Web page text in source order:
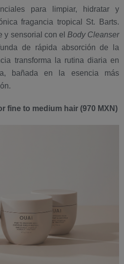
para limpiar, hidratar y
fragancia tropical St. Barts.
y sensorial con el Body Cleanser
de rápida absorción de la
transforma la rutina diaria en
bañada en la esencia más
fine to medium hair (970 MXN)